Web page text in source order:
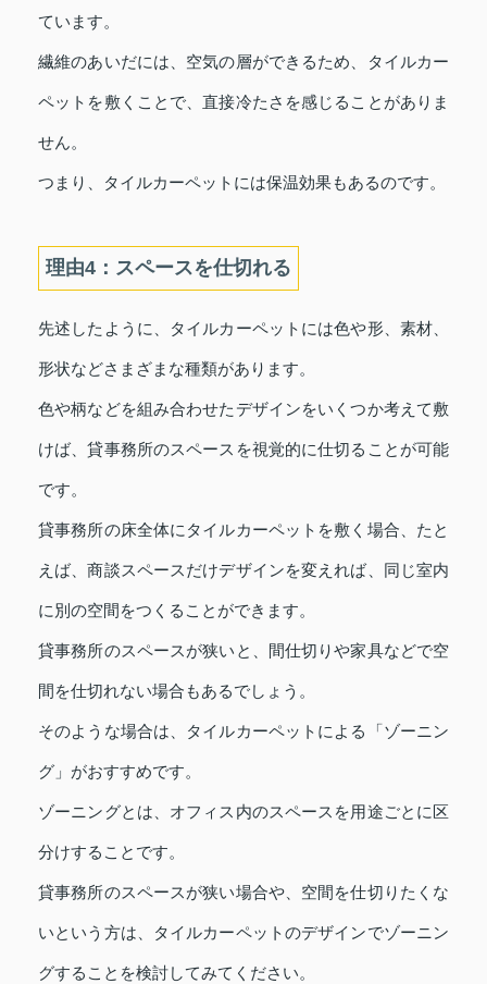
ています。
繊維のあいだには、空気の層ができるため、タイルカー
ペットを敷くことで、直接冷たさを感じることがありま
せん。
つまり、タイルカーペットには保温効果もあるのです。
理由4：スペースを仕切れる
先述したように、タイルカーペットには色や形、素材、
形状などさまざまな種類があります。
色や柄などを組み合わせたデザインをいくつか考えて敷
けば、貸事務所のスペースを視覚的に仕切ることが可能
です。
貸事務所の床全体にタイルカーペットを敷く場合、たと
えば、商談スペースだけデザインを変えれば、同じ室内
に別の空間をつくることができます。
貸事務所のスペースが狭いと、間仕切りや家具などで空
間を仕切れない場合もあるでしょう。
そのような場合は、タイルカーペットによる「ゾーニン
グ」がおすすめです。
ゾーニングとは、オフィス内のスペースを用途ごとに区
分けすることです。
貸事務所のスペースが狭い場合や、空間を仕切りたくな
いという方は、タイルカーペットのデザインでゾーニン
グすることを検討してみてください。